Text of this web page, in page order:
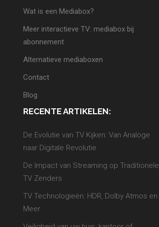
Wat is een Mediabox?
Meer interactieve TV: mediabox bij
abonnement
Alternatieve mediaboxen
Contact
Blog
RECENTE ARTIKELEN:
De Evolutie van TV Kijken: Van Analoge
naar Digitale Revolutie
De Impact van Streaming op Traditionele
TV Zenders
TV Technologieën: HDR, Dolby Atmos en
Meer